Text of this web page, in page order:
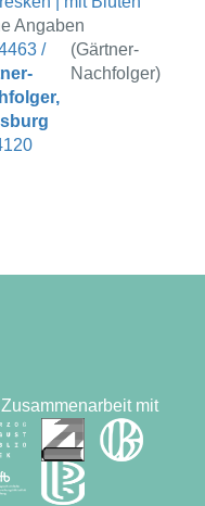
Angaben
/
(Gärtner-
Nachfolger)
Zusammenarbeit mit